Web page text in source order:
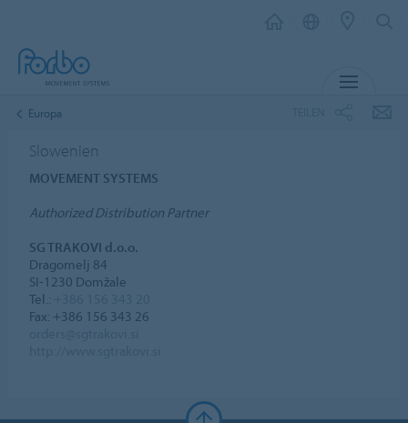
Europa
Slowenien
MOVEMENT SYSTEMS
Authorized Distribution Partner
SG TRAKOVI d.o.o.
Dragomelj 84
SI-1230 Domžale
Tel.:
Fax: +386 156 343 26